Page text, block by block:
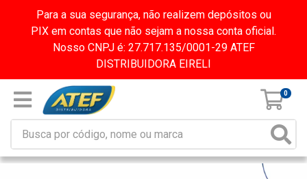
Para a sua segurança, não realizem depósitos ou
PIX em contas que não sejam a nossa conta oficial.
Nosso CNPJ é: 27.717.135/0001-29 ATEF
DISTRIBUIDORA EIRELI
0